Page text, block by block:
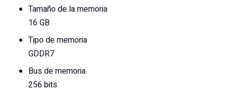
Tamaño de la memoria
16 GB
Tipo de memoria
GDDR7
Bus de memoria
256 bits